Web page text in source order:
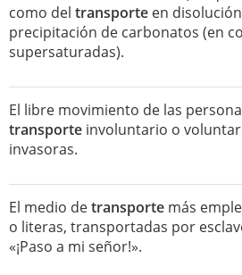
como del transporte en
precipitación de carbonatos (en
supersaturadas).
El libre movimiento de las
transporte involuntario o
invasoras.
El medio detransporte más
o literas, transportadas por
«¡Paso a mi señor!».